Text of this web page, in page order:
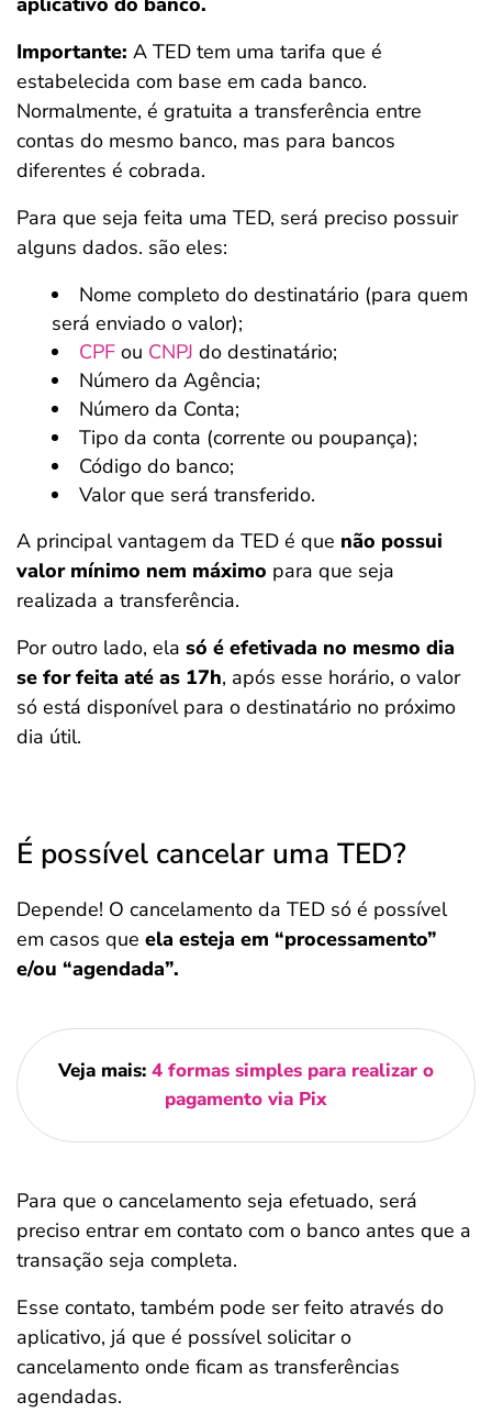
Importante: A TED tem uma tarifa que é
estabelecida com base em cada banco.
Normalmente, é gratuita a transferência entre
contas do mesmo banco, mas para bancos
diferentes é cobrada.
Para que seja feita uma TED, será preciso possuir
alguns dados. são eles:
Nome completo do destinatário (para quem
será enviado o valor);
CPF ou CNPJ do destinatário;
Número da Agência;
Número da Conta;
Tipo da conta (corrente ou poupança);
Código do banco;
Valor que será transferido.
A principal vantagem da TED é que não possui
valor mínimo nem máximo para que seja
realizada a transferência.
Por outro lado, ela só é efetivada no mesmo dia
se for feita até as 17h, após esse horário, o valor
só está disponível para o destinatário no próximo
dia útil.
É possível cancelar uma TED?
Depende! O cancelamento da TED só é possível
em casos que ela esteja em “processamento”
e/ou “agendada”.
Veja mais: 4 formas simples para realizar o
pagamento via Pix
Para que o cancelamento seja efetuado, será
preciso entrar em contato com o banco antes que a
transação seja completa.
Esse contato, também pode ser feito através do
aplicativo, já que é possível solicitar o
cancelamento onde ficam as transferências
agendadas.